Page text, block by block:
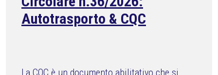
Autotrasporto & CQC